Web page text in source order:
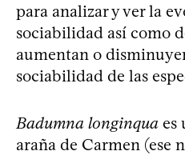
para analizar y ver la
sociabilidad así como
aumentan o
sociabilidad de las
Badumna longinqua es
araña de Carmen (ese